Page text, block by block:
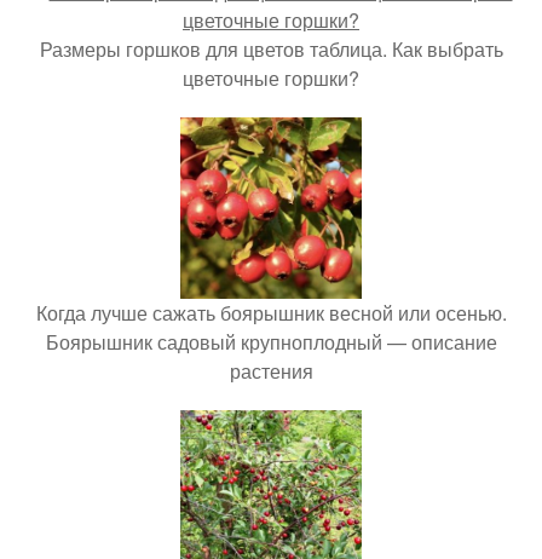
Размеры горшков для цветов таблица. Как выбрать
цветочные горшки?
Когда лучше сажать боярышник весной или осенью.
Боярышник садовый крупноплодный — описание
растения